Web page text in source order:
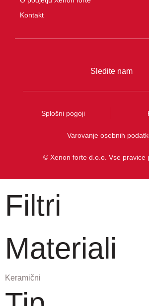
Kontakt
Sledite nam
Splošni pogoji
Varovanje osebnih
© Xenon forte d.o.o. Vse pravice
Filtri
Materiali
Keramični